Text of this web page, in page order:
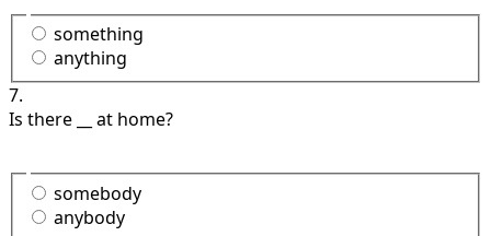
something
anything
7.
Is there __ at home?
somebody
anybody